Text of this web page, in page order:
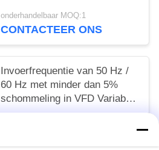
VFD Fase Vectorcontrole
onderhandelbaar MOQ:1
CONTACTEER ONS
Invoerfrequentie van 50 Hz /
60 Hz met minder dan 5%
schommeling in VFD Variable
Frequency Drive